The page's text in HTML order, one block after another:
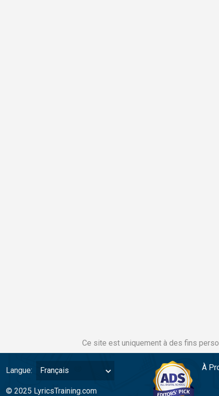
Ce site est uniquement à des fins
Langue: Français
© 2025 LyricsTraining.com
À